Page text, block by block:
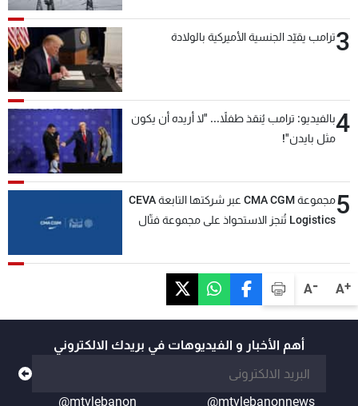
A+
A-
3ترامب يقيّد الجنسية الأميركية بالولادة
4بالفيديو: ترامب يُنقذ طفلاً... "لا أريده أن يكون
مثل بايدن"!
5
مجموعة CMA CGM عبر شركتها التابعة CEVA
Logistics تُنجز الاستحواذ على مجموعة فتّال
أهم الأخبار و الفيديوهات في بريدك الالكتروني
@mtvlebanonnews
@mtvlebanon